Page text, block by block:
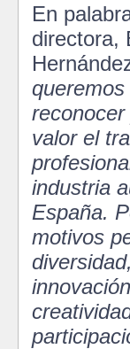
En
directora,
queremos
valor el
industria
España.
motivos